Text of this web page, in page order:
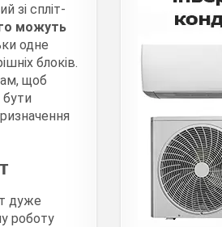
зі спліт-
можуть
одне
блоків.
щоб
дуже
роботу